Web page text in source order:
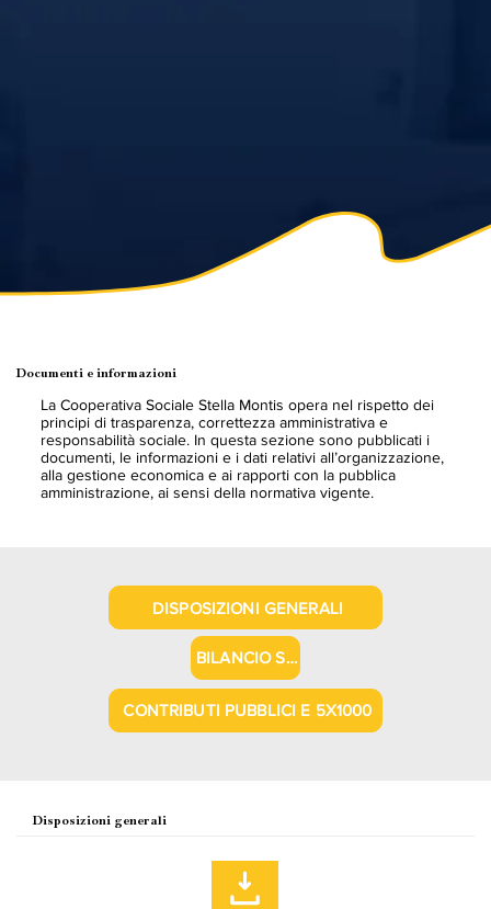
Documenti e informazioni
La Cooperativa Sociale Stella Montis opera nel rispetto dei
principi di trasparenza, correttezza amministrativa e
responsabilità sociale. In questa sezione sono pubblicati i
documenti, le informazioni e i dati relativi all’organizzazione,
alla gestione economica e ai rapporti con la pubblica
amministrazione, ai sensi della normativa vigente.
DISPOSIZIONI GENERALI
BILANCIO SOCIALE E NOTE INTEGRATIVE
CONTRIBUTI PUBBLICI E 5X1000
Disposizioni generali